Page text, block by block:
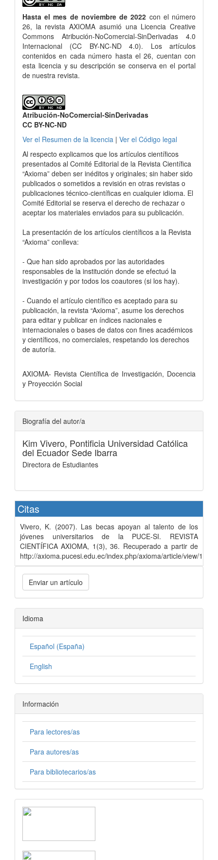
Hasta el mes de noviembre de 2022 con el número
26, la revista AXIOMA asumió una Licencia Creative
Commons Atribución-NoComercial-SinDerivadas 4.0
Internacional (CC BY-NC-ND 4.0). Los artículos
contenidos en cada número hasta el 26, cuentan con
esta licencia y su descripción se conserva en el portal
de nuestra revista.
Atribución-NoComercial-SinDerivadas
CC BY-NC-ND
Ver el Resumen de la licencia | Ver el Código legal
Al respecto explicamos que los artículos científicos
presentados al Comité Editorial de la Revista Científica
“Axioma” deben ser inéditos y originales; sin haber sido
publicados o sometidos a revisión en otras revistas o
publicaciones técnico-científicas en cualquier idioma. El
Comité Editorial se reserva el derecho de rechazar o
aceptar los materiales enviados para su publicación.
La presentación de los artículos científicos a la Revista
“Axioma” conlleva:
- Que han sido aprobados por las autoridades
responsables de la institución donde se efectuó la
investigación y por todos los coautores (si los hay).
- Cuando el artículo científico es aceptado para su
publicación, la revista “Axioma”, asume los derechos
para editar y publicar en índices nacionales e
internacionales o bases de datos con fines académicos
y científicos, no comerciales, respetando los derechos
de autoría.
AXIOMA- Revista Científica de Investigación, Docencia
y Proyección Social
Biografía del autor/a
Kim Vivero, Pontificia Universidad Católica
del Ecuador Sede Ibarra
Directora de Estudiantes
Citas
Vivero, K. (2007). Las becas apoyan al talento de los
jóvenes universitarios de la PUCE-SI. REVISTA
CIENTÍFICA AXIOMA, 1(3), 36. Recuperado a partir de
http://axioma.pucesi.edu.ec/index.php/axioma/article/view/142
Enviar un artículo
Idioma
Español (España)
English
Información
Para lectores/as
Para autores/as
Para bibliotecarios/as